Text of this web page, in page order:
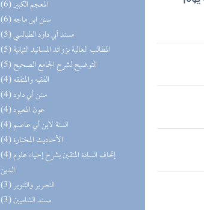
(6) المعجم الكبير
(6) سنن ابن ماجه
(5) مسند أبي داود الطيالسي
(5) المطالب العالية بزوائد المسانيد الثمانية
(5) التوضيح لشرح الجامع الصحيح
(4) الفقيه والمتفقه
(4) سنن أبي داود
(4) عون المعبود
(4) السنة لابن أبي عاصم
(4) الأحاديث المختارة
(4) إتحاف السادة المتقين بشرح إحياء علوم
الدين
(3) التحرير والتنوير
(3) مسند الشاميين